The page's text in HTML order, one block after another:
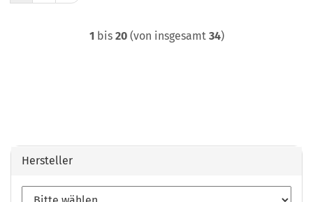
1 bis 20(von insgesamt 34)
Hersteller